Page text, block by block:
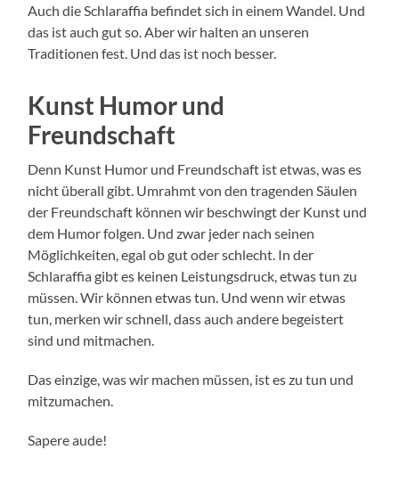
Auch die Schlaraffia befindet sich in einem Wandel. Und
das ist auch gut so. Aber wir halten an unseren
Traditionen fest. Und das ist noch besser.
Kunst Humor und
Freundschaft
Denn Kunst Humor und Freundschaft ist etwas, was es
nicht überall gibt. Umrahmt von den tragenden Säulen
der Freundschaft können wir beschwingt der Kunst und
dem Humor folgen. Und zwar jeder nach seinen
Möglichkeiten, egal ob gut oder schlecht. In der
Schlaraffia gibt es keinen Leistungsdruck, etwas tun zu
müssen. Wir können etwas tun. Und wenn wir etwas
tun, merken wir schnell, dass auch andere begeistert
sind und mitmachen.
Das einzige, was wir machen müssen, ist es zu tun und
mitzumachen.
Sapere aude!